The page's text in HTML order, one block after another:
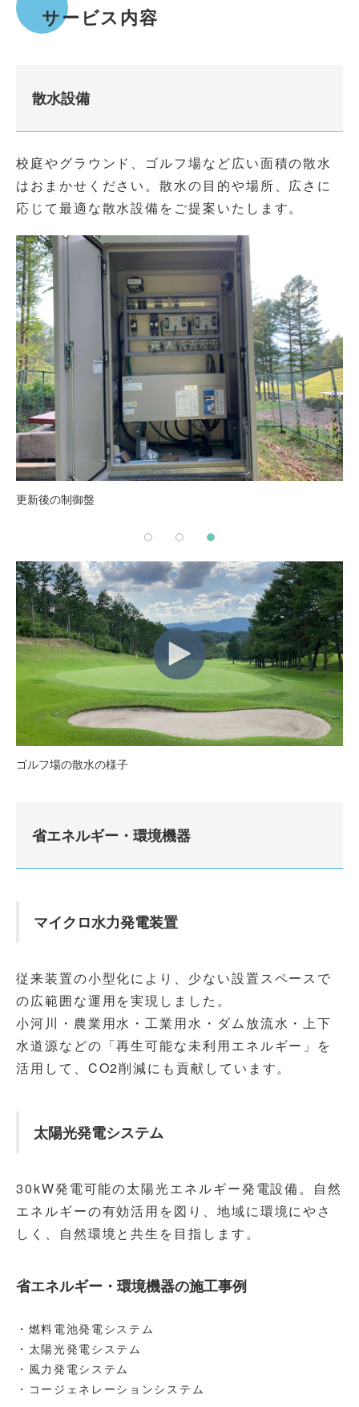
サービス内容
散水設備
校庭やグラウンド、ゴルフ場など広い面積の散水
はおまかせください。散水の目的や場所、広さに
応じて最適な散水設備をご提案いたします。
更新後の制御盤
ゴルフ場の散水の様子
省エネルギー・環境機器
マイクロ水力発電装置
従来装置の小型化により、少ない設置スペースで
の広範囲な運用を実現しました。
小河川・農業用水・工業用水・ダム放流水・上下
水道源などの「再生可能な未利用エネルギー」を
活用して、CO2削減にも貢献しています。
太陽光発電システム
30kW発電可能の太陽光エネルギー発電設備。自然
エネルギーの有効活用を図り、地域に環境にやさ
しく、自然環境と共生を目指します。
省エネルギー・環境機器の施工事例
・燃料電池発電システム
・太陽光発電システム
・風力発電システム
・コージェネレーションシステム